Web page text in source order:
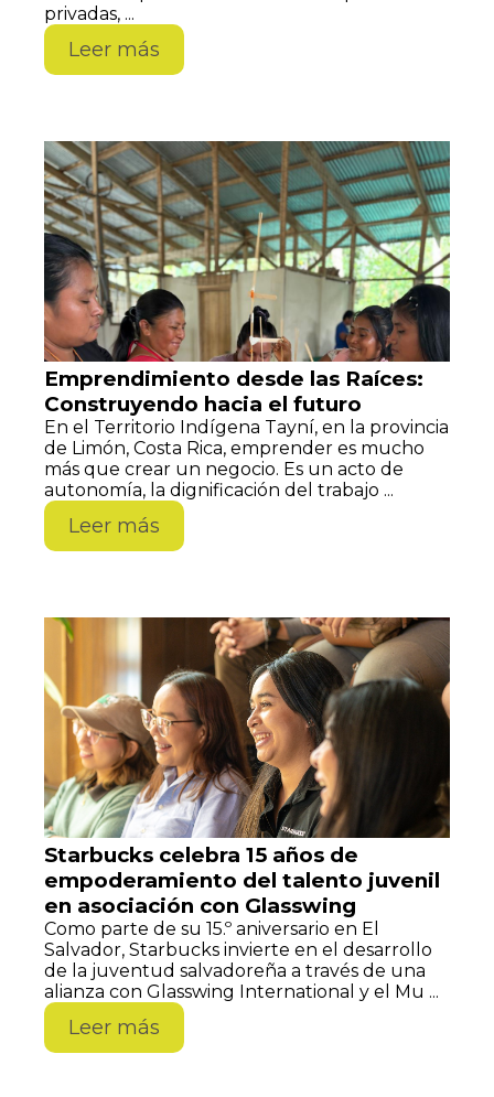
privadas, ...
Leer más
Emprendimiento desde las Raíces:
Construyendo hacia el futuro
En el Territorio Indígena Tayní, en la provincia
de Limón, Costa Rica, emprender es mucho
más que crear un negocio. Es un acto de
autonomía, la dignificación del trabajo ...
Leer más
Starbucks celebra 15 años de
empoderamiento del talento juvenil
en asociación con Glasswing
Como parte de su 15.º aniversario en El
Salvador, Starbucks invierte en el desarrollo
de la juventud salvadoreña a través de una
alianza con Glasswing International y el Mu ...
Leer más